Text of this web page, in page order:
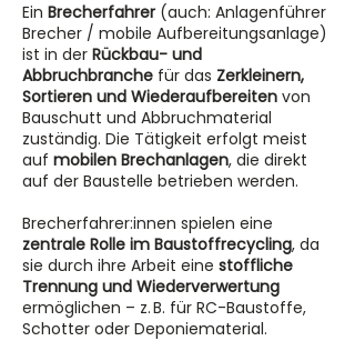
Ein Brecherfahrer (auch: Anlagenführer
Brecher / mobile Aufbereitungsanlage)
ist in der Rückbau- und
Abbruchbranche für das Zerkleinern,
Sortieren und Wiederaufbereiten von
Bauschutt und Abbruchmaterial
zuständig. Die Tätigkeit erfolgt meist
auf mobilen Brechanlagen, die direkt
auf der Baustelle betrieben werden.
Brecherfahrer:innen spielen eine
zentrale Rolle im Baustoffrecycling, da
sie durch ihre Arbeit eine stoffliche
Trennung und Wiederverwertung
ermöglichen – z. B. für RC-Baustoffe,
Schotter oder Deponiematerial.